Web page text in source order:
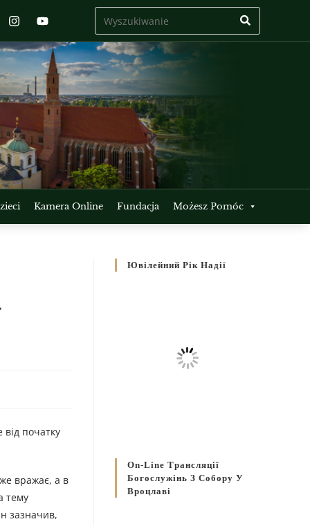
Kamera Online Fundacja Możesz Pomóc
початку
вражає, а в
тему
зазначив,
Ювілейний Рік Надії
On-Line Трансляції
Богослужінь З Собору У
Вроцлаві